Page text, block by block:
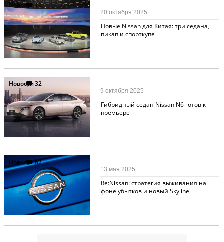
Новости10
Новые Nissan для Китая: три седана,
пикап и спорткупе
20 октября 2025
Новости32
Гибридный седан Nissan N6 готов к
премьере
9 октября 2025
Новости62
Re:Nissan: стратегия выживания на
фоне убытков и новый Skyline
13 мая 2025